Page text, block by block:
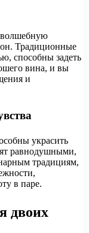
волшебную
Традиционные
способны задеть
вина, и вы
и
украсить
равнодушными,
традициям,
в паре.
двоих